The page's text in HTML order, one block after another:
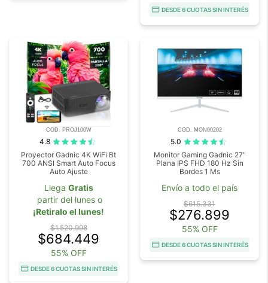
DESDE 6 CUOTAS SIN INTERÉS
COD. PROJ100W
4.8
Proyector Gadnic 4K WiFi Bt
700 ANSI Smart Auto Focus
Auto Ajuste
Llega Gratis
partir del lunes o
¡Retiralo el lunes!
$1.520.998
$684.449
55% OFF
DESDE 6 CUOTAS SIN INTERÉS
COD. MON00202
5.0
Monitor Gaming Gadnic 27"
Plana IPS FHD 180 Hz Sin
Bordes 1 Ms
Envío a todo el país
$615.331
$276.899
55% OFF
DESDE 6 CUOTAS SIN INTERÉS